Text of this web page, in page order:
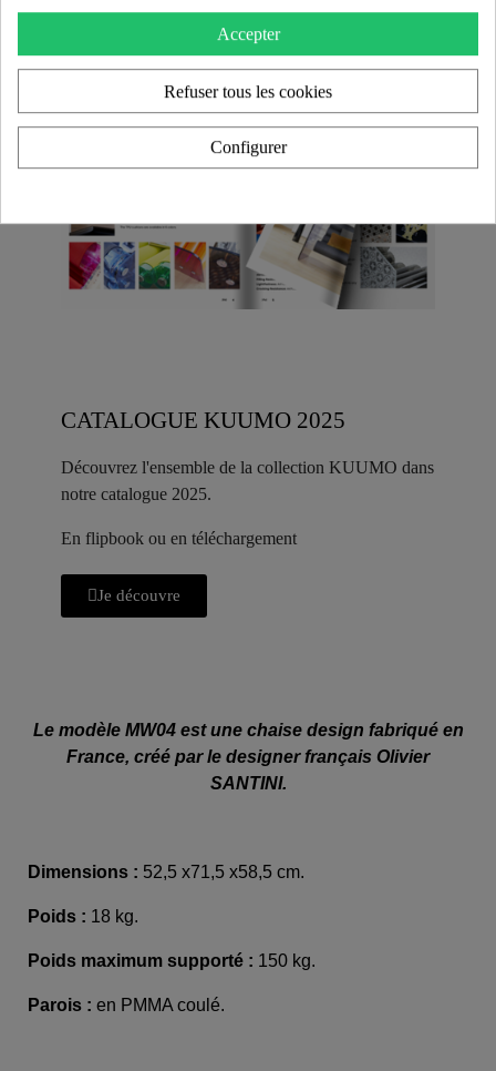
CATALOGUE KUUMO 2025
Découvrez l'ensemble de la collection KUUMO dans
notre catalogue 2025.
En flipbook ou en téléchargement
Je découvre
Le modèle MW04 est une chaise design fabriqué en
France, créé par le designer français Olivier
SANTINI.
Dimensions : 52,5 x71,5 x58,5 cm.
Poids : 18 kg.
Poids maximum supporté : 150 kg.
Parois : en PMMA coulé.
Accepter
Refuser tous les cookies
Configurer